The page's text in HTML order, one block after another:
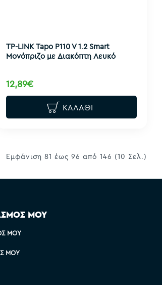
TP-LINK Tapo P110 V 1.2 Smart
Μονόπριζο με Διακόπτη Λευκό
12,89€
ΚΑΛΆΘΙ
Εμφάνιση 81 έως 96 από 146 (10 Σελ.)
ΜΟΥ
ΜΟΥ
ΜΟΥ